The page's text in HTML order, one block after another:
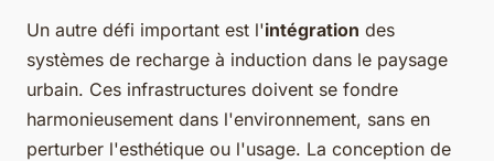
Un autre défi important est l'intégration des
systèmes de recharge à induction dans le paysage
urbain. Ces infrastructures doivent se fondre
harmonieusement dans l'environnement, sans en
perturber l'esthétique ou l'usage. La conception de